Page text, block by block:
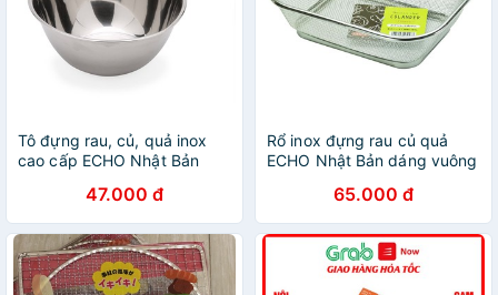
Tô đựng rau, củ, quả inox
cao cấp ECHO Nhật Bản
47.000 đ
Rổ inox đựng rau củ quả
ECHO Nhật Bản dáng vuông
65.000 đ